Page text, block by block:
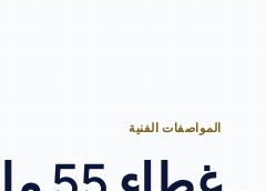
المواصفات الفنية